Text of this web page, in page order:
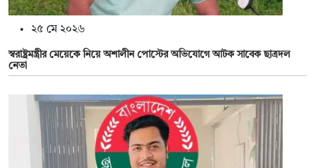
২৫ মে ২০২৬
স্বরাষ্ট্রমন্ত্রীর মেয়েকে নিয়ে অশালীন পোস্টের অভিযোগে আটক সাবেক ছাত্রদল
নেতা